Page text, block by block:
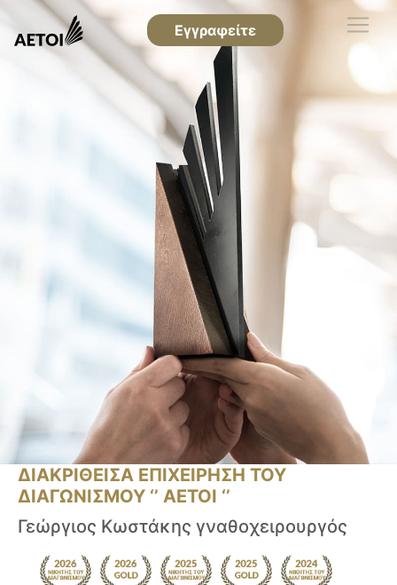
Εγγραφείτε
ΔΙΑΚΡΙΘΕΙΣΑ ΕΠΙΧΕΙΡΗΣΗ ΤΟΥ
ΔΙΑΓΩΝΙΣΜΟΥ ‘’ ΑΕΤΟΙ ‘’
Γεώργιος Κωστάκης γναθοχειρουργός